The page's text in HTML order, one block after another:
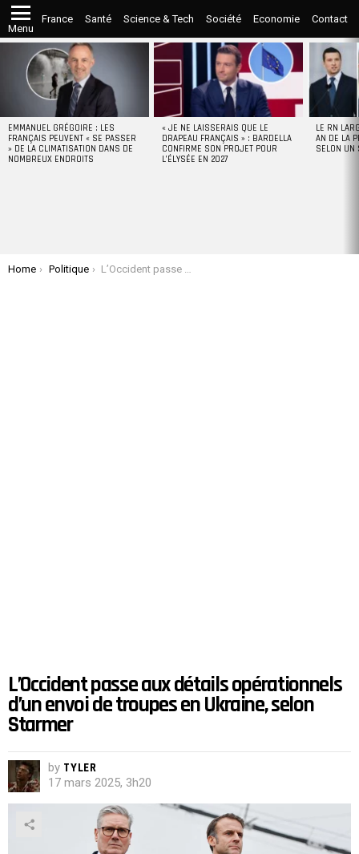
Menu
France Santé Science & Tech Société Economie Contact
STORIES
EMMANUEL GRÉGOIRE : LES
FRANÇAIS PEUVENT « SE PASSER
» DE LA CLIMATISATION DANS DE
NOMBREUX ENDROITS
« JE NE LAISSERAIS QUE LE
DRAPEAU FRANÇAIS » : BARDELLA
CONFIRME SON PROJET POUR
L’ÉLYSÉE EN 2027
LE RN
AN DE LA
SELON UN
You are here:
Home Politique L’Occident passe aux détails opérationnels d’un envoi de troupes en Ukraine, selon Starmer
L’Occident passe aux détails opérationnels
d’un envoi de troupes en Ukraine, selon
Starmer
by TYLER
17 mars 2025, 3h20